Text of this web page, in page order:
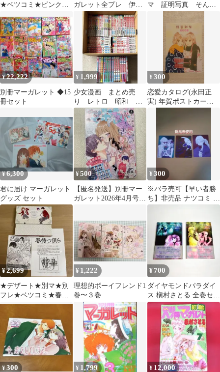
★ベツコミ★ピンクと
ーナー ふきん
ガレット全プレ 伊賀
野カバ丸 小銭入れ
マ 証明写真 そんな
¥22,222
別冊マーガレット ◆15
冊セット
¥ 1,999
少女漫画 まとめ売
り レトロ 昭和 平
成 紡木たく マーガ
レット 大量 マンガ
¥300
恋愛カタログ(永田正
実) 年賀ポストカード
¥6,300
君に届け マーガレット
グッズ セット
¥500
【匿名発送】別冊マー
ガレット2026年4月号
¥300
※バラ売可【早い者勝
ち】非売品 ナツコミ サ
イン メタキラカード 3
¥2,699
★デザート★別マ★別
フレ★ベツコミ★春待
つ僕ら あなしん 全巻収
¥ 1,222
理想的ボーイフレンド1
巻〜３巻
¥ 700
ダイヤモンドパラダイ
ス 槇村さとる 全巻セッ
ト 文庫版 初版 コミッ
¥300 ¥ 1,799 ¥ 12,000